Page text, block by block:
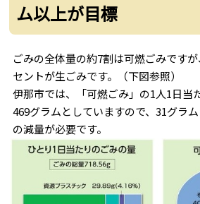
ム以上が目標
ごみの全体量の約7割は可燃ごみです
セントが生ごみです。（下図参照）
伊那市では、「可燃ごみ」の1人1日当
469グラムとしていますので、31グラム
の減量が必要です。